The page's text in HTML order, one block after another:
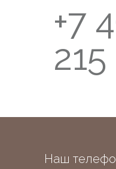
+7
Наш